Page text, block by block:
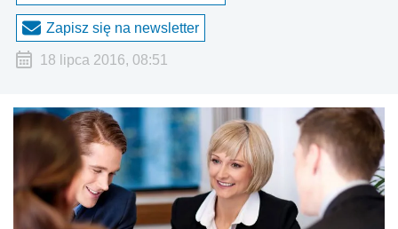
Zapisz się na newsletter
18 lipca 2016, 08:51